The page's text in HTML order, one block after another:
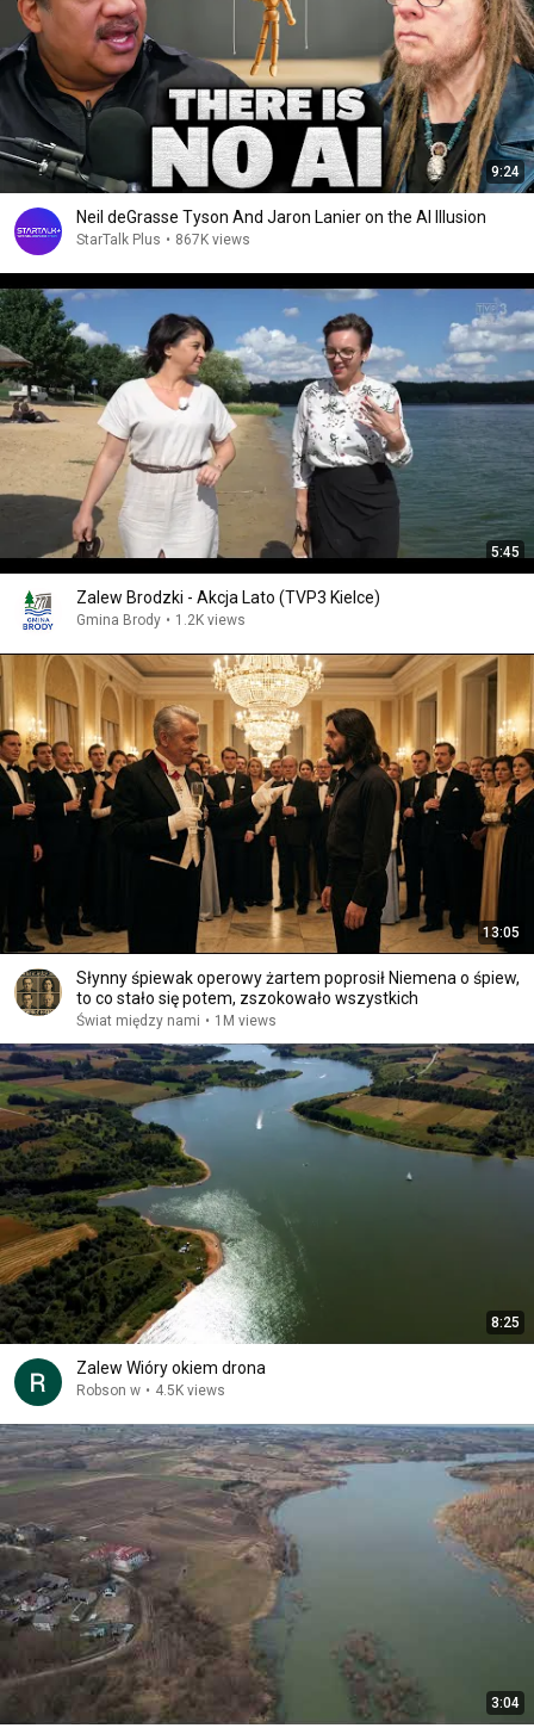
9:24
Neil deGrasse Tyson And Jaron Lanier on the AI Illusion
StarTalk Plus • 867K views
5:45
Zalew Brodzki - Akcja Lato (TVP3 Kielce)
Gmina Brody • 1.2K views
13:05
Słynny śpiewak operowy żartem poprosił Niemena o śpiew,
to co stało się potem, zszokowało wszystkich
Świat między nami • 1M views
8:25
Zalew Wióry okiem drona
Robson w • 4.5K views
3:04